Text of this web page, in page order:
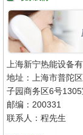
上海新宁热能设备
地址：上海市普陀
子园商务区6号1305
邮编：200331
联系人：程先生